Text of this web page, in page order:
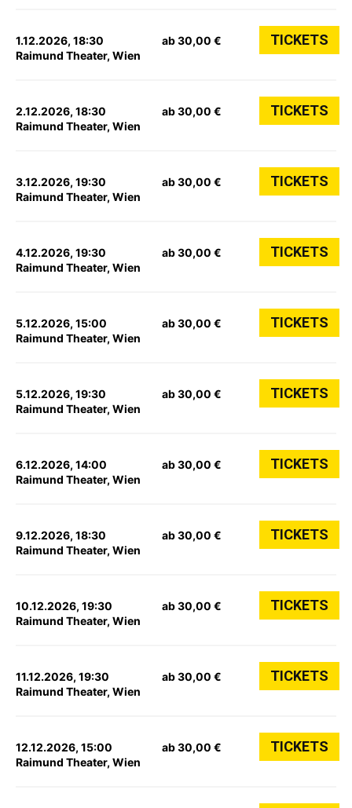
1.12.2026, 18:30
Raimund Theater, Wien
ab 30,00 € TICKETS
2.12.2026, 18:30
Raimund Theater, Wien
ab 30,00 € TICKETS
3.12.2026, 19:30
Raimund Theater, Wien
ab 30,00 € TICKETS
4.12.2026, 19:30
Raimund Theater, Wien
ab 30,00 € TICKETS
5.12.2026, 15:00
Raimund Theater, Wien
ab 30,00 € TICKETS
5.12.2026, 19:30
Raimund Theater, Wien
ab 30,00 € TICKETS
6.12.2026, 14:00
Raimund Theater, Wien
ab 30,00 € TICKETS
9.12.2026, 18:30
Raimund Theater, Wien
ab 30,00 € TICKETS
10.12.2026, 19:30
Raimund Theater, Wien
ab 30,00 € TICKETS
11.12.2026, 19:30
Raimund Theater, Wien
ab 30,00 € TICKETS
12.12.2026, 15:00
Raimund Theater, Wien
ab 30,00 € TICKETS